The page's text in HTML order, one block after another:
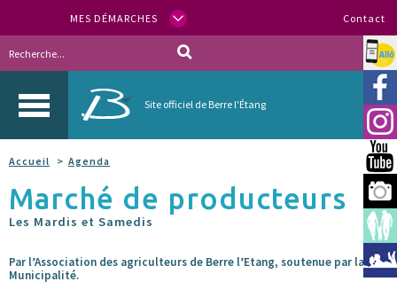
MES DÉMARCHES Contact
Site officiel de Berre l'Étang
Allo
Accueil Agenda
Marché de producteurs
Les Mardis et Samedis
Par l’Association des agriculteurs de Berre l’Etang, soutenue par la
Municipalité.